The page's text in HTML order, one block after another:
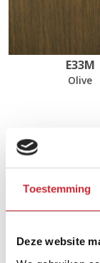
Toestemming
Deze website
E33M
Olive
Afmetingen
180 x
Zoek